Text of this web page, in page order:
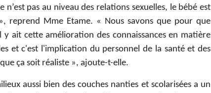
pas au niveau des relations sexuelles, le bébé est
reprend Mme Etame. « Nous savons que pour que
ait cette amélioration des connaissances en matière
et c'est l'implication du personnel de la santé et des
ça soit réaliste », ajoute-t-elle.
aussi bien des couches nanties et scolarisées a un